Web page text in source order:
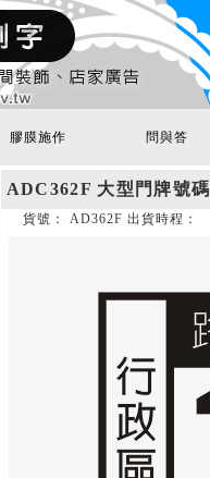
膠膜施作 問與答
ADC362F 大型門牌號碼
貨號： AD362F 出貨時程：